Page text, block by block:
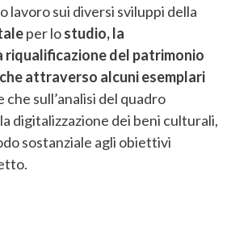
lavoro sui diversi sviluppi della
per lostudio, la
riqualificazione del patrimonio
attraverso alcuni esemplari
che sull’analisi del quadro
digitalizzazione dei beni culturali,
sostanziale agli obiettivi